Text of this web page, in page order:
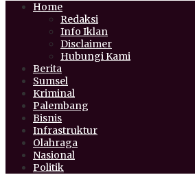
Home
Redaksi
Info Iklan
Disclaimer
Hubungi Kami
Berita
Sumsel
Kriminal
Palembang
Bisnis
Infrastruktur
Olahraga
Nasional
Politik